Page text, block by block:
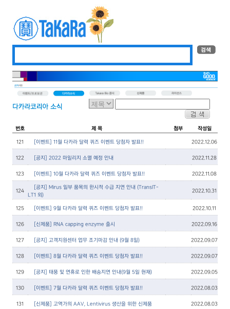
번호 제 목 첨부 작성일
121 [이벤트] 11월 다카라 달력 퀴즈 이벤트 당첨자 발표!! 2022.12.06
122 [공지] 2022 마일리지 소멸 예정 안내 2022.11.28
123 [이벤트] 10월 다카라 달력 퀴즈 이벤트 당첨자 발표!! 2022.11.08
124
[공지] Mirus 일부 품목의 한시적 수급 지연 안내 (TransIT-
LT1 외)
2022.10.31
125 [이벤트] 9월 다카라 달력 퀴즈 이벤트 당첨자 발표!! 2022.10.11
126 [신제품] RNA capping enzyme 출시 2022.09.16
127 [공지] 고객지원센터 업무 조기마감 안내 (9월 8일) 2022.09.07
128 [이벤트] 8월 다카라 달력 퀴즈 이벤트 당첨자 발표!! 2022.09.07
129 [공지] 태풍 및 연휴로 인한 배송지연 안내(9월 5일 현재) 2022.09.05
130 [이벤트] 7월 다카라 달력 퀴즈 이벤트 당첨자 발표!! 2022.08.03
131 [신제품] 고역가의 AAV, Lentivirus 생산을 위한 신제품 2022.08.03